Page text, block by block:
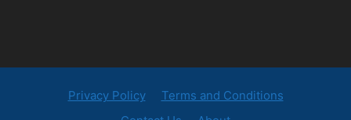
Privacy Policy
Terms and Conditions